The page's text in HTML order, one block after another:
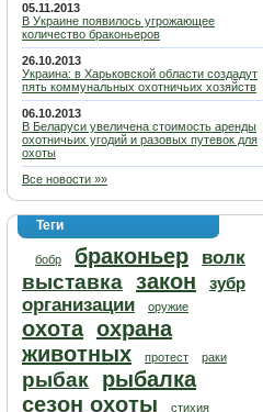
05.11.2013
В Украине появилось угрожающее
количество браконьеров
26.10.2013
Украина: в Харьковской области создадут
пять коммунальных охотничьих хозяйств
06.10.2013
В Беларуси увеличена стоимость аренды
охотничьих угодий и разовых путевок для
охоты
Все новости »»
Теги
бобр браконьер волк
выставка закон зубр
организации оружие
охота охрана
животных
протест раки
рыбак
рыбалка
сезон охоты
стихия